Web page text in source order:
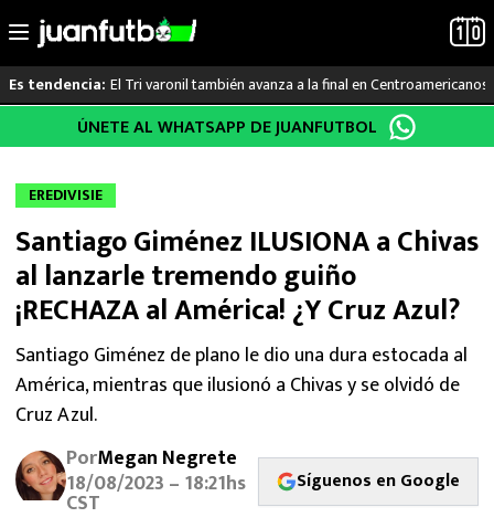
al
Es tendencia: El Tri varonil también avanza a la final en Centroamericanos
LO ÚLTIMO
LIGA MX
RAYADOS
PUMAS
ATLANTE
SELECCIÓN MEXICANA
FUTBOL INTERNACIONAL
MEXICANOS EN EL EXTRANJERO
ÚNETE AL WHATSAPP DE JUANFUTBOL
EREDIVISIE
Santiago Giménez ILUSIONA a Chivas
al lanzarle tremendo guiño
¡RECHAZA al América! ¿Y Cruz Azul?
Santiago Giménez de plano le dio una dura estocada al
América, mientras que ilusionó a Chivas y se olvidó de
Cruz Azul.
PorMegan Negrete
18/08/2023 – 18:21hs
CST
Síguenos en Google